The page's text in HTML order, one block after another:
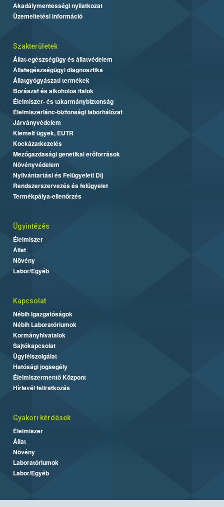
Akadálymentességi nyilatkozat
Üzemeltetési információ
Szakterületek
Állat-egészségügy és állatvédelem
Állategészségügyi diagnosztika
Állatgyógyászati termékek
Borászat és alkoholos italok
Élelmiszer- és takarmánybiztonság
Élelmiszerlánc-biztonsági laborhálózat
Járványvédelem
Kiemelt ügyek, EUTR
Kockázatkezelés
Mezőgazdasági genetikai erőforrások
Növényvédelem
Nyilvántartási és Felügyeleti Díj
Rendszerszervezés és felügyelet
Termékpálya-ellenőrzés
Ügyintézés
Élelmiszer
Állat
Növény
Labor/Egyéb
Kapcsolat
Nébih Igazgatóságok
Nébih Laboratóriumok
Kormányhivatalok
Sajtókapcsolat
Ügyfélszolgálat
Hatósági jogsegély
Élelmiszermentő Központ
Hírlevél feliratkozás
Gyakori kérdések
Élelmiszer
Állat
Növény
Laboratóriumok
Labor/Egyéb